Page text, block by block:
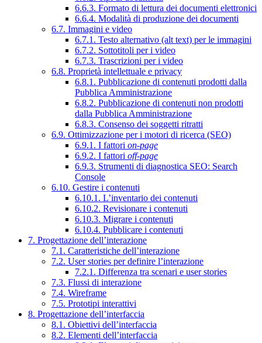
6.6.3. Formato di lettura dei documenti elettronici
6.6.4. Modalità di produzione dei documenti
6.7. Immagini e video
6.7.1. Testo alternativo (alt text) per le immagini
6.7.2. Sottotitoli per i video
6.7.3. Trascrizioni per i video
6.8. Proprietà intellettuale e privacy
6.8.1. Pubblicazione di contenuti prodotti dalla
Pubblica Amministrazione
6.8.2. Pubblicazione di contenuti non prodotti
dalla Pubblica Amministrazione
6.8.3. Consenso dei soggetti ritratti
6.9. Ottimizzazione per i motori di ricerca (SEO)
6.9.1. I fattori on-page
6.9.2. I fattori off-page
6.9.3. Strumenti di diagnostica SEO: Search
Console
6.10. Gestire i contenuti
6.10.1. L’inventario dei contenuti
6.10.2. Revisionare i contenuti
6.10.3. Migrare i contenuti
6.10.4. Pubblicare i contenuti
7. Progettazione dell’interazione
7.1. Caratteristiche dell’interazione
7.2. User stories per definire l’interazione
7.2.1. Differenza tra scenari e user stories
7.3. Flussi di interazione
7.4. Wireframe
7.5. Prototipi interattivi
8. Progettazione dell’interfaccia
8.1. Obiettivi dell’interfaccia
8.2. Elementi dell’interfaccia